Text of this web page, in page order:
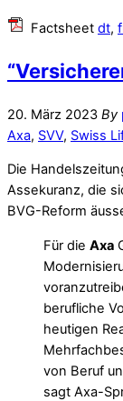
Factsheet dt,
20. März 2023 By
Axa, SVV, Swiss
Die
Assekuranz, die
BVG-Reform
Für die Axa
berufliche
heutigen
von Beruf
sagt Axa-